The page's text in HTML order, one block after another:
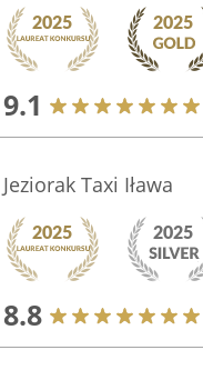
9.1
Jeziorak Taxi Iława
8.8